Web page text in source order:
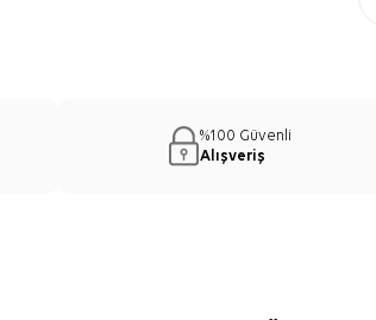
%100 Güvenli
Alışveriş